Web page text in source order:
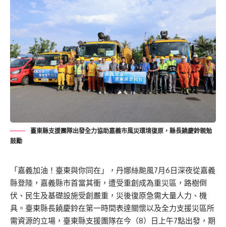
臺東縣支援團隊出發全力協助嘉義市風災環境復原，縣長饒慶鈴親勉
鼓勵
「嘉義加油！臺東與你同在」，丹娜絲颱風7月6日深夜從嘉義
縣登陸，嘉義縣市首當其衝，遭受重創成為重災區，路樹倒
伏、民生及基礎設施受創嚴重，災後復原急需大量人力、機
具。臺東縣長饒慶鈴在第一時間表達關懷以及全力支援災區所
需資源的立場，臺東縣支援團隊在今（8）日上午7點出發，期